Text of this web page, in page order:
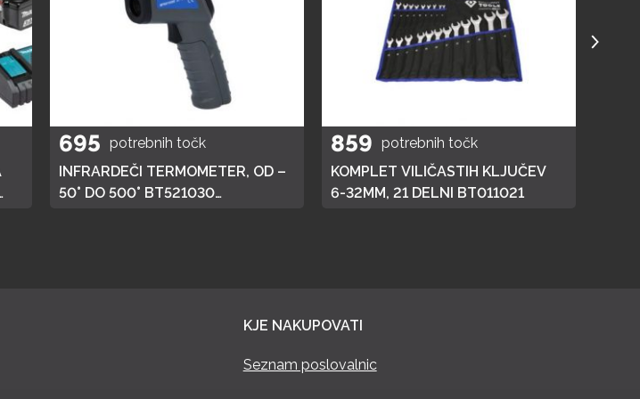
695 potrebnih točk
INFRARDEČI TERMOMETER, OD –
50° DO 500° BT521030
859 potrebnih točk
KOMPLET VILIČASTIH KLJUČEV
6-32MM, 21 DELNI BT011021
KJE NAKUPOVATI
Seznam poslovalnic